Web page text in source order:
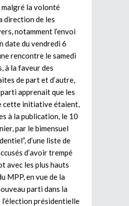
malgré la volonté
direction de les
notamment l’envoi
date du vendredi 6
rencontre le samedi
à la faveur des
de part et d’autre,
apprenait que les
cette initiative étaient,
à la publication, le 10
par le bimensuel
d’une liste de
d’avoir trempé
avec les plus hauts
MPP, en vue de la
parti dans la
présidentielle